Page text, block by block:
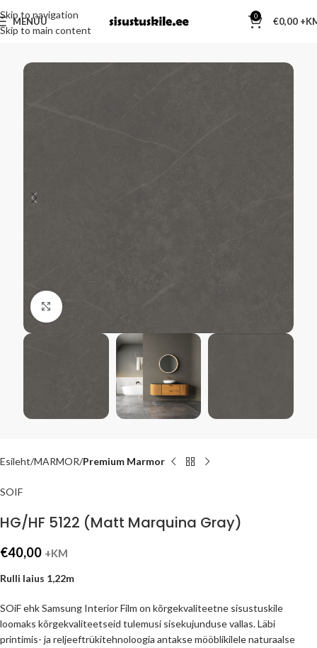
Skip to navigation
Skip to main content
MENÜÜ 0 €0,00
Kliki suurendamiseks
Esileht MARMOR Premium Marmor
SOIF
HG/HF 5122 (Matt Marquina Gray)
€40,00 +KM
Rulli laius 1,22m
SOiF ehk Samsung Interior Film on kõrgekvaliteetne sisustuskile
loomaks kõrgekvaliteetseid tulemusi sisekujunduse vallas. Läbi
printimis- ja reljeeftrükitehnoloogia antakse mööblikilele naturaalse